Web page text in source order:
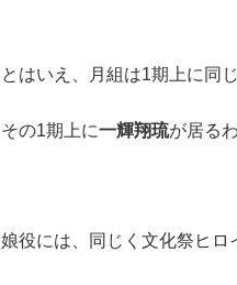
とはいえ、月組は1期上に同
その1期上に一輝翔琉が居る
娘役には、同じく文化祭ヒロ